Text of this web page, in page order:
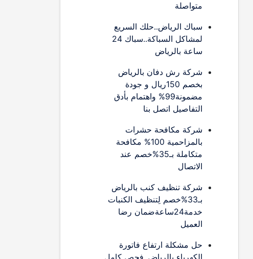
متواصلة
سباك الرياض..حلك السريع
لمشاكل السباكة..سباك 24
ساعة بالرياض
شركة رش دفان بالرياض
بخصم 150ريال و جودة
مضمونة99% واهتمام بأدق
التفاصيل اتصل بنا
شركة مكافحة حشرات
بالمزاحمية 100% مكافحة
متكاملة بـ35%خصم عند
الاتصال
شركة تنظيف كنب بالرياض
بـ33%خصم لِتنظيف الكنبات
خدمة24ساعةضمان رضا
العميل
حل مشكلة ارتفاع فاتورة
الكهرباء بالرياض..فحص كامل